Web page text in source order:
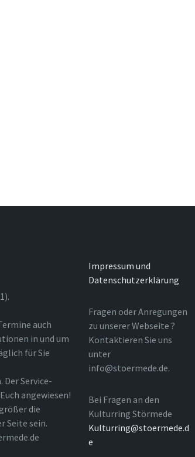
auch
in und um
für Sie
Service-
angewiesen!
die
Seite sein.
Impressum und
Datenschutzerklärung
Fragen oder Anregungen
zu unserer Webseite ?
Kontaktieren Sie uns
unter
info@stoermede.de.
Bei Fragen an den
Kulturring Störmede
Kulturring@stoermede.d
e